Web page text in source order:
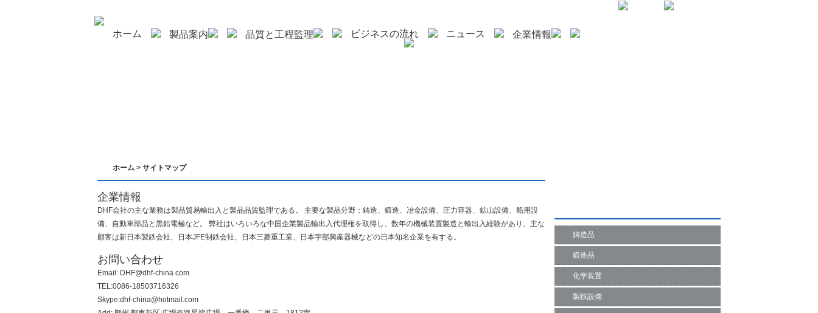
ホーム 製品案内 品質と工程監理 ビジネスの流れ ニュース 企業情報
ホーム > サイトマップ
企業情報
DHF会社の主な業務は製品貿易輸出入と製品品質監理である。 主要な製品分野：鋳造、鍛造、冶金設備、圧力容器、鉱山設備、船用設
備、自動車部品と黒鉛電極など。 弊社はいろいろな中国企業製品輸出入代理権を取得し、数年の機械装置製造と輸出入経験があり、主な
顧客は新日本製鉄会社、日本JFE制鉄会社、日本三菱重工業、日本宇部興産器械などの日本知名企業を有する。
お問い合わせ
Email: DHF@dhf-china.com
TEL:0086-18503716326
Skype:dhf-china@hotmail.com
鋳造品
鍛造品
化学装置
製鉄設備